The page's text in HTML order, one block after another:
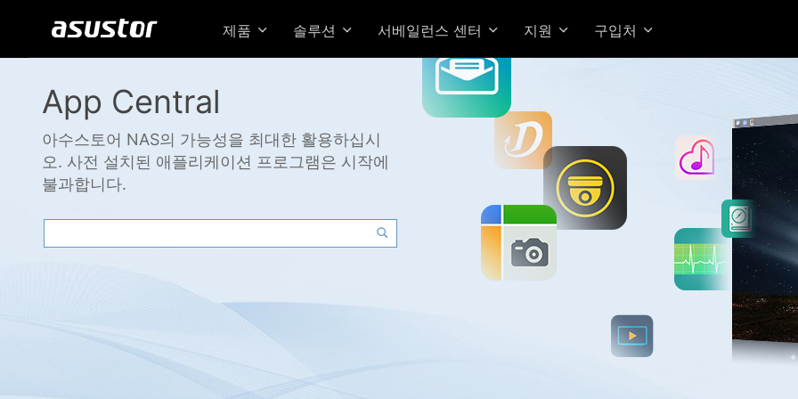
제품 솔루션 서베일런스 센터 지원 구입처
App Central
아수스토어 NAS의 가능성을 최대한 활용하십시
오. 사전 설치된 애플리케이션 프로그램은 시작에
불과합니다.